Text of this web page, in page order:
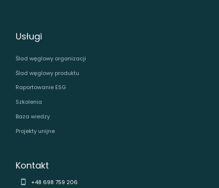
Usługi
Ślad węglowy organizacji
Ślad węglowy produktu
Raportowanie ESG
Szkolenia
Baza wiedzy
Projekty unijne
Kontakt
+48 698 759 206